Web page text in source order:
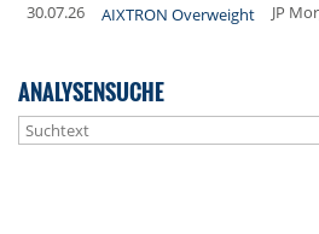
30.07.26
AIXTRON Overweight JP
ANALYSENSUCHE